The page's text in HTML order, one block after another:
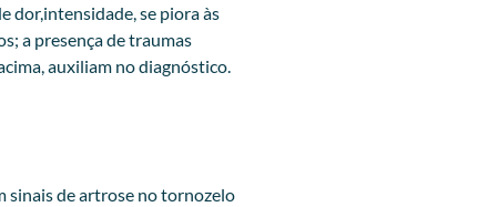
dor,intensidade, se piora às
a presença de traumas
auxiliam no diagnóstico.
sinais de artrose no tornozelo